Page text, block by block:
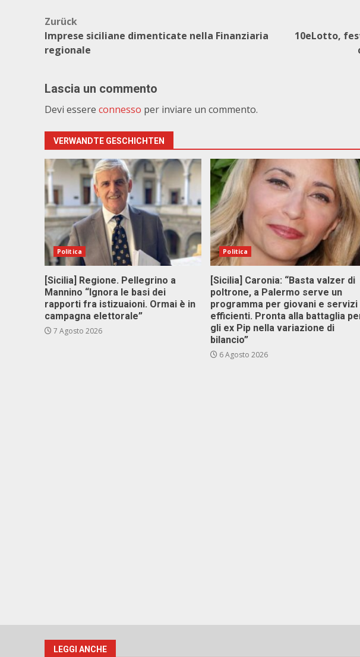
Beitragsnavigation
Zurück
Imprese siciliane dimenticate nella Finanziaria
regionale
10eLotto,
Lascia un commento
Devi essere connesso per inviare un commento.
VERWANDTE GESCHICHTEN
Politica
[Sicilia] Regione. Pellegrino a
Mannino “Ignora le basi dei
rapporti fra istizuaioni. Ormai è in
campagna elettorale”
7 Agosto 2026
Politica
[Sicilia] Caronia: “Basta valzer di
poltrone, a Palermo serve un
programma per giovani e servizi
efficienti. Pronta alla battaglia
gli ex Pip nella variazione di
bilancio”
6 Agosto 2026
LEGGI ANCHE